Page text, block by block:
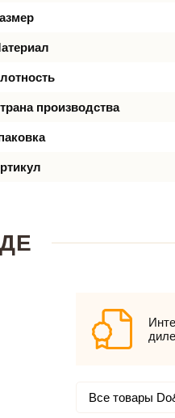
производства
Все товары